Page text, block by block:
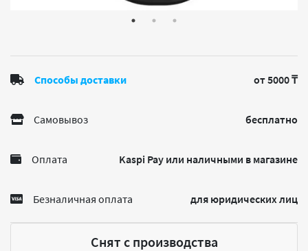
Способы доставки от 5000 ₸
Самовывоз бесплатно
Оплата Kaspi Pay или наличными в магазине
Безналичная оплата для юридических лиц
Снят с производства